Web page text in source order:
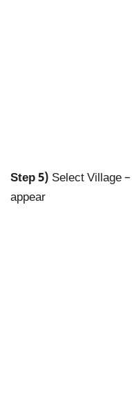
Step 5) Select Village
appear